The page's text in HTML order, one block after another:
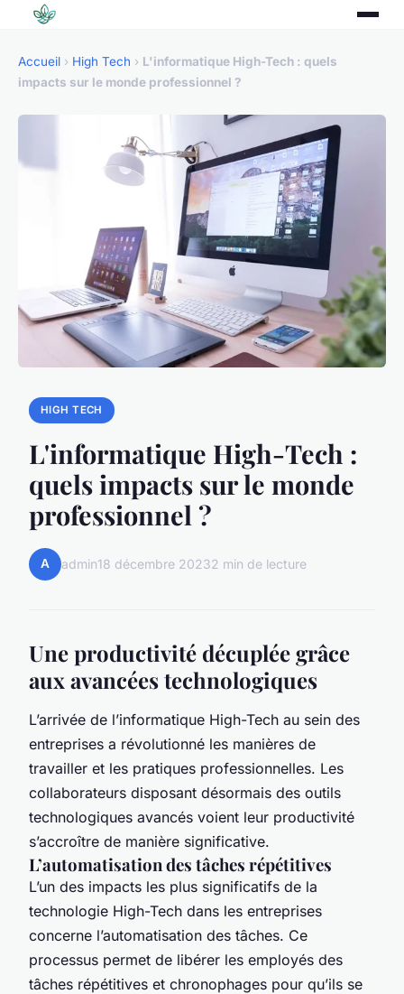
Accueil › High Tech › L'informatique High-Tech : quels
impacts sur le monde professionnel ?
HIGH TECH
L'informatique High-Tech :
quels impacts sur le monde
professionnel ?
A admin18 décembre 20232 min de lecture
Une productivité décuplée grâce
aux avancées technologiques
L’arrivée de l’informatique High-Tech au sein des
entreprises a révolutionné les manières de
travailler et les pratiques professionnelles. Les
collaborateurs disposant désormais des outils
technologiques avancés voient leur productivité
s’accroître de manière significative.
L’automatisation des tâches répétitives
L’un des impacts les plus significatifs de la
technologie High-Tech dans les entreprises
concerne l’automatisation des tâches. Ce
processus permet de libérer les employés des
tâches répétitives et chronophages pour qu’ils se